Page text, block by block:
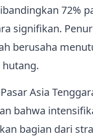
72%
signifikan.
berusaha
hutang.
Asia
bahwa
bagian dari